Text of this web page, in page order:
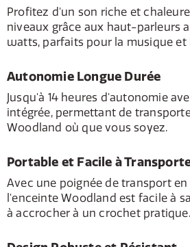
Profitez d'un son riche et
niveaux grâce aux haut-parleurs
watts, parfaits pour la musique et
Autonomie Longue Durée
Jusqu'à 14 heures d'autonomie
intégrée, permettant de
Woodland où que vous soyez.
Portable et Facile à
Avec une poignée de transport en
l'enceinte Woodland est facile à
à accrocher à un crochet pratique.